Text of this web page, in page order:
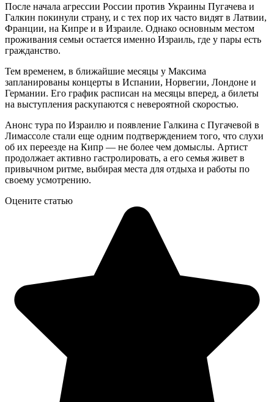
После начала агрессии России против Украины Пугачева и
Галкин покинули страну, и с тех пор их часто видят в Латвии,
Франции, на Кипре и в Израиле. Однако основным местом
проживания семьи остается именно Израиль, где у пары есть
гражданство.
Тем временем, в ближайшие месяцы у Максима
запланированы концерты в Испании, Норвегии, Лондоне и
Германии. Его график расписан на месяцы вперед, а билеты
на выступления раскупаются с невероятной скоростью.
Анонс тура по Израилю и появление Галкина с Пугачевой в
Лимассоле стали еще одним подтверждением того, что слухи
об их переезде на Кипр — не более чем домыслы. Артист
продолжает активно гастролировать, а его семья живет в
привычном ритме, выбирая места для отдыха и работы по
своему усмотрению.
Оцените статью